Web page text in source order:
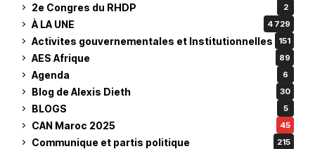
2e Congres du RHDP 2
À LA UNE 4 729
Activites gouvernementales et Institutionnelles 151
AES Afrique 89
Agenda 6
Blog de Alexis Dieth 30
BLOGS 5
CAN Maroc 2025 45
Communique et partis politique 215